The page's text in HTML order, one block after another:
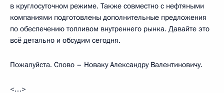
в круглосуточном режиме. Также совместно с нефтяными
компаниями подготовлены дополнительные предложения
по обеспечению топливом внутреннего рынка. Давайте это
всё детально и обсудим сегодня.
Пожалуйста. Слово – Новаку Александру Валентиновичу.
<…>